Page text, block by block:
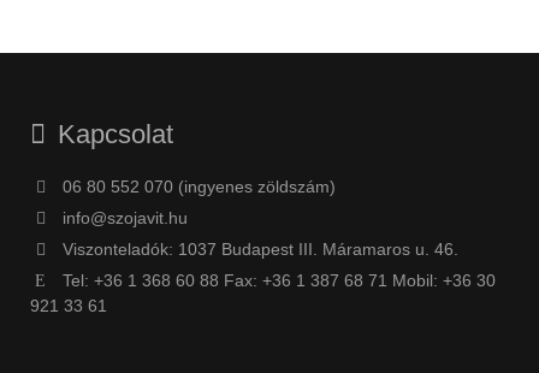
Kapcsolat
06 80 552 070 (ingyenes zöldszám)
info@szojavit.hu
Viszonteladók: 1037 Budapest III. Máramaros u. 46.
Tel: +36 1 368 60 88 Fax: +36 1 387 68 71 Mobil: +36 30
921 33 61